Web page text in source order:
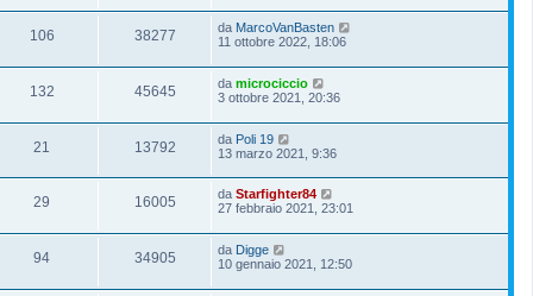
106 38277 da MarcoVanBasten
11 ottobre 2022, 18:06
132 45645 da microciccio
3 ottobre 2021, 20:36
21 13792 da Poli 19
13 marzo 2021, 9:36
29 16005 da Starfighter84
27 febbraio 2021, 23:01
94 34905 da Digge
10 gennaio 2021, 12:50